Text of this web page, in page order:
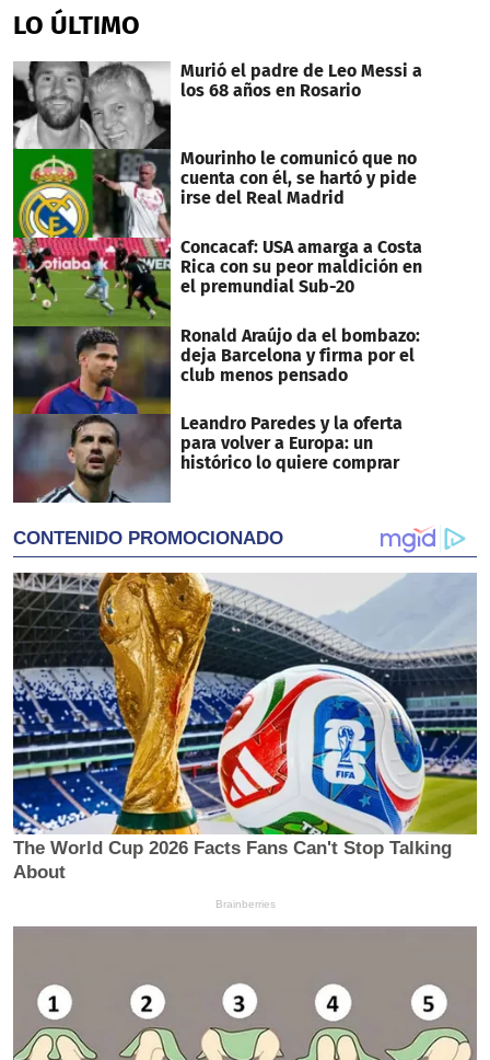
of
24
LO ÚLTIMO
Murió el padre de Leo Messi a
los 68 años en Rosario
Mourinho le comunicó que no
cuenta con él, se hartó y pide
irse del Real Madrid
Concacaf: USA amarga a Costa
Rica con su peor maldición en
el premundial Sub-20
Ronald Araújo da el bombazo:
deja Barcelona y firma por el
club menos pensado
Leandro Paredes y la oferta
para volver a Europa: un
histórico lo quiere comprar